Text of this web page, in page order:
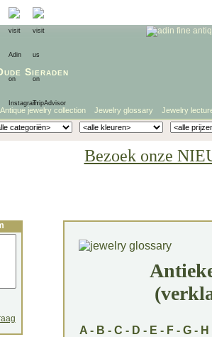
Sieraden
Antique jewelry collection Jewelry glossary Jewelry
Bezoek onze
A - B - C - D - E - F - G - H